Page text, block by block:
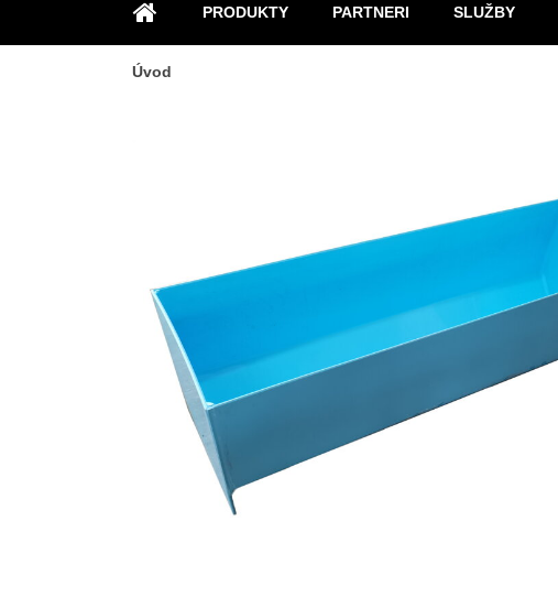
ÚVOD
PRODUKTY PARTNERI SLUŽBY
Úvod